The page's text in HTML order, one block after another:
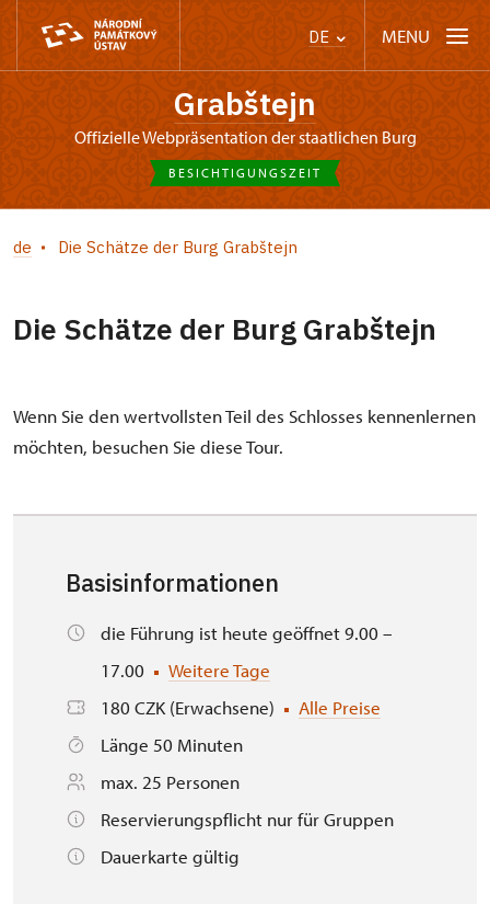
DE MENU
Grabštejn
offizielle Webpräsentation der staatlichen Burg
BESICHTIGUNGSZEIT
de Die Schätze der Burg Grabštejn
Die Schätze der Burg Grabštejn
Wenn Sie den wertvollsten Teil des Schlosses kennenlernen
möchten, besuchen Sie diese Tour.
Basisinformationen
die Führung ist heute geöffnet 9.00 –
17.00
Weitere Tage
180 CZK (Erwachsene)
Alle Preise
Länge 50 Minuten
max. 25 Personen
Reservierungspflicht nur für Gruppen
Dauerkarte gültig